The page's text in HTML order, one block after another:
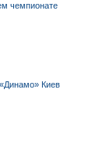
чемпионате
Киев